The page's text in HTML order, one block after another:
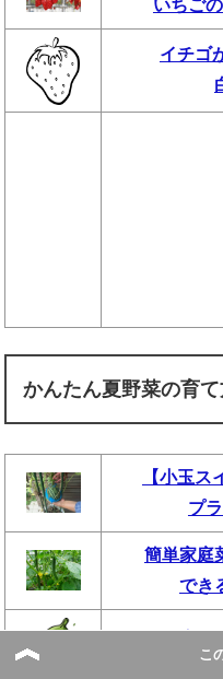
いちご
イチゴ
かんたん夏野菜の育て
【小玉
プ
簡単家庭
でき
ナス
初心
こ